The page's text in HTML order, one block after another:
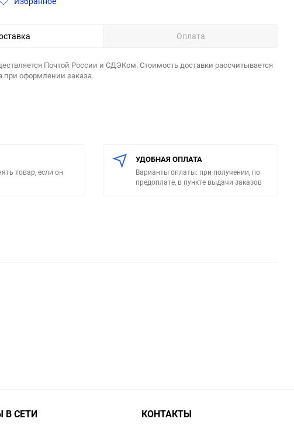
Оплата
Почтой России и СДЭКом. Стоимость доставки рассчитывается
при оформлении заказа.
товар, если он
УДОБНАЯ ОПЛАТА
Варианты оплаты: при получении, по
предоплате, в пункте выдачи заказов
В СЕТИ КОНТАКТЫ